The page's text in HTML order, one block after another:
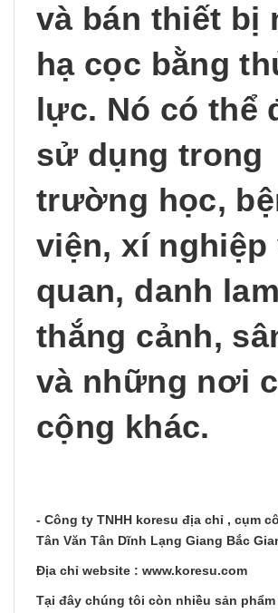
và bán thiết bị
hạ cọc bằng
lực. Nó có thể
sử dụng trong
trường học,
viện, xí nghiệp
quan, danh lam
thắng cảnh,
và những nơi
cộng khác.
- Công ty TNHH koresu địa chỉ , cụm
Tân Văn Tân Dĩnh Lạng Giang Bắc
Địa chỉ website : www.koresu.com
Tại đây chúng tôi còn nhiều sản phẩm